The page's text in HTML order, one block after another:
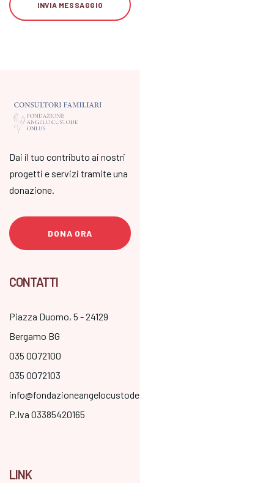
INVIA MESSAGGIO
Dai il tuo contributo ai nostri
progetti e servizi tramite una
donazione.
DONA ORA
CONTATTI
Piazza Duomo, 5 - 24129
Bergamo BG
035 0072100
035 0072103
info@fondazioneangelocustode.it
P.Iva 03385420165
LINK